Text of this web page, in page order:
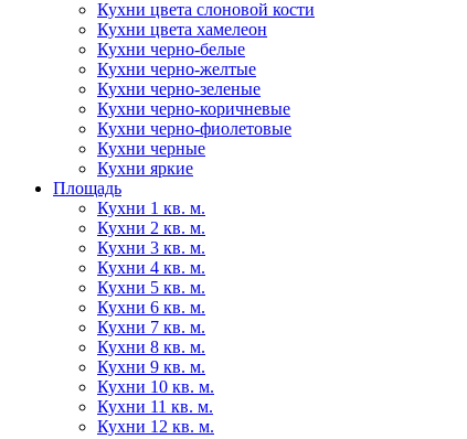
Кухни цвета слоновой кости
Кухни цвета хамелеон
Кухни черно-белые
Кухни черно-желтые
Кухни черно-зеленые
Кухни черно-коричневые
Кухни черно-фиолетовые
Кухни черные
Кухни яркие
Площадь
Кухни 1 кв. м.
Кухни 2 кв. м.
Кухни 3 кв. м.
Кухни 4 кв. м.
Кухни 5 кв. м.
Кухни 6 кв. м.
Кухни 7 кв. м.
Кухни 8 кв. м.
Кухни 9 кв. м.
Кухни 10 кв. м.
Кухни 11 кв. м.
Кухни 12 кв. м.